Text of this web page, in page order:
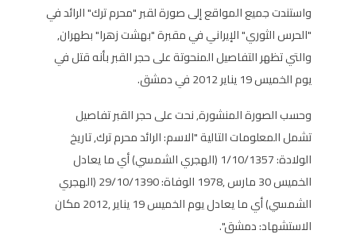
واستندت جميع المواقع إلى صورة لقبر "محرم ترك" الرائد في
"الحرس الثوري" الإيراني في مقبرة "بهشت زهرا" بطهران,
والتي تظهر التفاصيل المنحوتة على حجر القبر بأنه قتل في
يوم الخميس 19 يناير 2012 في دمشق.
وحسب الصورة المنشورة, نحت على حجر القبر تفاصيل
تشمل المعلومات التالية "الاسم: الرائد محرم ترك, تاريخ
الولادة: 1/10/1357 (الهجري الشمسي) أي ما يعادل
الخميس 30 مارس ,1978 الوفاة: 29/10/1390 (الهجري
الشمسي) أي ما يعادل يوم الخميس 19 يناير ,2012 مكان
الاستشهاد: دمشق".